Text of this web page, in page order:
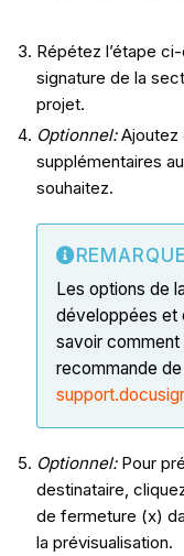
Répétez l’étape
signature de la
projet.
Optionnel:Ajoutez
supplémentaires
souhaitez.
REMARQUE
Les options de
développées et
savoir comment
recommande
Optionnel: Pour
destinataire,
de fermeture (x)
la prévisualisation.